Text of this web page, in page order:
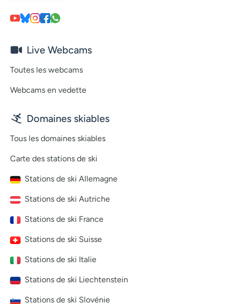
Live Webcams
Toutes les webcams
Webcams en vedette
Domaines skiables
Tous les domaines skiables
Carte des stations de ski
Stations de ski Allemagne
Stations de ski Autriche
Stations de ski France
Stations de ski Suisse
Stations de ski Italie
Stations de ski Liechtenstein
Stations de ski Slovénie